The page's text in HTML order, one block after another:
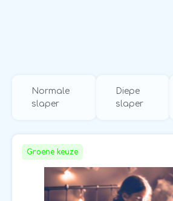
Normale
slaper
Diepe
slaper
Groene keuze